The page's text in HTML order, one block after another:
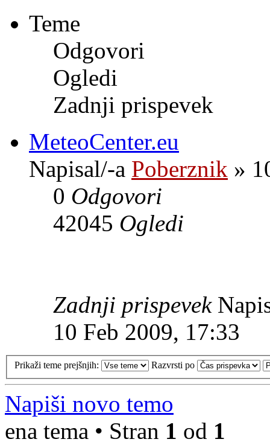
Teme
Odgovori
Ogledi
Zadnji prispevek
MeteoCenter.eu
Napisal/-a Poberznik »
0 Odgovori
42045 Ogledi
Zadnji prispevek
10 Feb 2009, 17:33
Prikaži teme prejšnjih: Razvrsti po
Napiši novo temo
ena tema • Stran 1 od 1